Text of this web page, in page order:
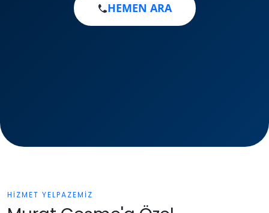
HEMEN ARA
HİZMET YELPAZEMİZ